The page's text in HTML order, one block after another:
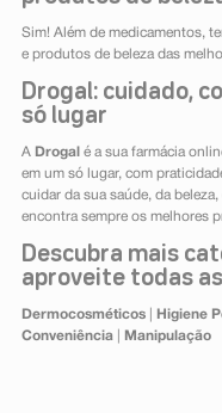
Sim! Além de medicamentos,
e produtos de beleza das
Drogal: cuidado,
só lugar
A Drogal é a sua farmácia
em um só lugar, com
cuidar da sua saúde, da
encontra sempre os melhores
Descubra mais
aproveite todas
Dermocosméticos| Higiene
Conveniência| Manipulação